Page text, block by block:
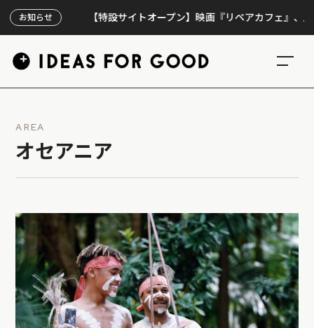
お知らせ【特設サイトオープン】映画『リペアカフェ』、上映300回
AREA
オセアニア